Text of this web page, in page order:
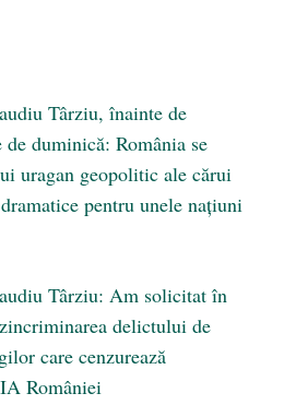
Târziu, înainte de
duminică: România se
uragan geopolitic ale cărui
pentru unele națiuni
Târziu: Am solicitat în
delictului de
care cenzurează
României